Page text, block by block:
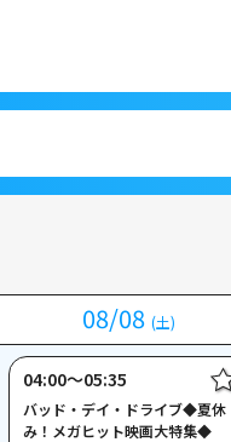
08/08 (土)
08/08 (土)
04:00〜05:35
バッド・デイ・ドライブ◆夏休
み！メガヒット映画大特集◆